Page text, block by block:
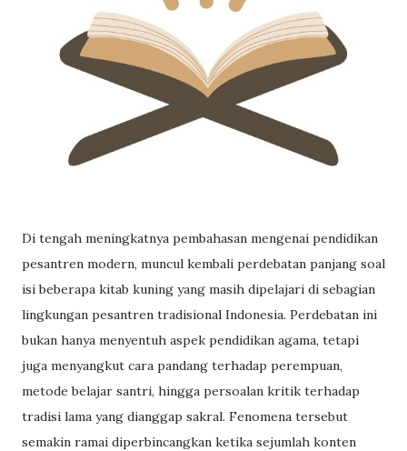
Di tengah meningkatnya pembahasan mengenai pendidikan
pesantren modern, muncul kembali perdebatan panjang soal
isi beberapa kitab kuning yang masih dipelajari di sebagian
lingkungan pesantren tradisional Indonesia. Perdebatan ini
bukan hanya menyentuh aspek pendidikan agama, tetapi
juga menyangkut cara pandang terhadap perempuan,
metode belajar santri, hingga persoalan kritik terhadap
tradisi lama yang dianggap sakral. Fenomena tersebut
semakin ramai diperbincangkan ketika sejumlah konten